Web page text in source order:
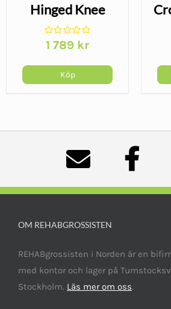
Hinged Knee
1 789 kr
Köp
OM REHABGROSSISTEN
REHABgrossisten i Norden är en
med kontor och lager på
Stockholm. Läs mer om oss.